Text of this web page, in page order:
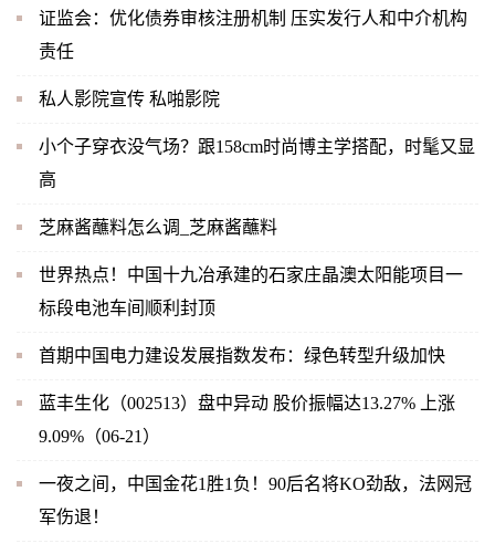
证监会：优化债券审核注册机制 压实发行人和中介机构
责任
私人影院宣传 私啪影院
小个子穿衣没气场？跟158cm时尚博主学搭配，时髦又显
高
芝麻酱蘸料怎么调_芝麻酱蘸料
世界热点！中国十九冶承建的石家庄晶澳太阳能项目一
标段电池车间顺利封顶
首期中国电力建设发展指数发布：绿色转型升级加快
蓝丰生化（002513）盘中异动 股价振幅达13.27% 上涨
9.09%（06-21）
一夜之间，中国金花1胜1负！90后名将KO劲敌，法网冠
军伤退！